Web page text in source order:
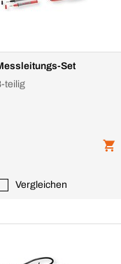
Set
teilig
Vergleichen